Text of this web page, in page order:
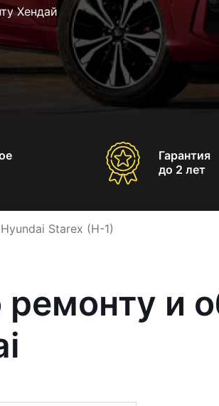
Хендай
Гарантия
до 2 лет
Starex (H-1)
ремонту и